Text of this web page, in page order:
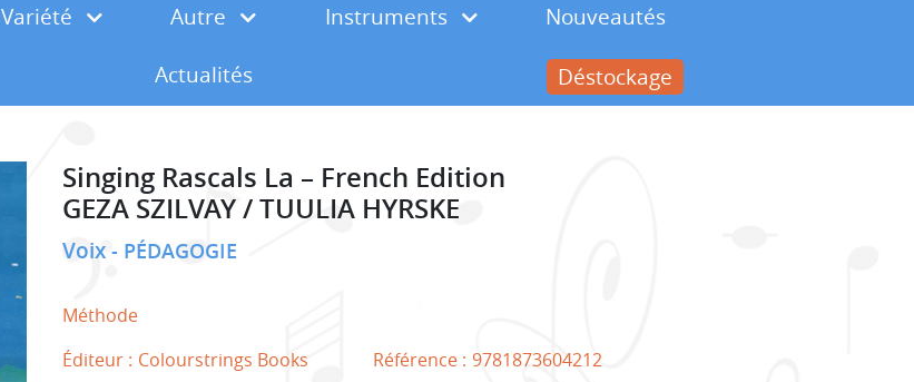
Variété Autre Instruments
Nouveautés
Actualités Déstockage
Singing Rascals La – French Edition
GEZA SZILVAY / TUULIA HYRSKE
Voix PÉDAGOGIE
Méthode
Éditeur : Colourstrings Books Référence : 9781873604212